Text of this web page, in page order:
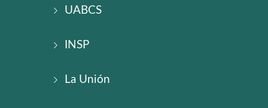
UABCS
INSP
La Unión